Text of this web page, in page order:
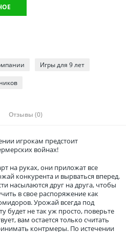
Игры для 9 лет
Отзывы (0)
игрокам предстоит
войнах!
на руках, они приложат все
конкурента и вырваться вперед.
насылаются друг на друга, чтобы
в свое распоряжение как
Урожай всегда под
будет не так уж просто, поверьте
вам остается только считать
контрмеры. По истечении